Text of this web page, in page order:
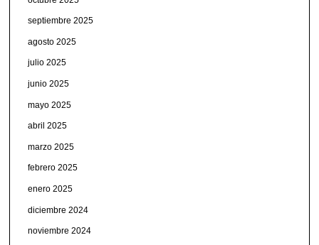
septiembre 2025
agosto 2025
julio 2025
junio 2025
mayo 2025
abril 2025
marzo 2025
febrero 2025
enero 2025
diciembre 2024
noviembre 2024